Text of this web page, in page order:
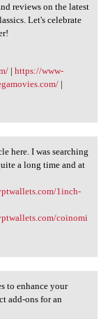
reviews on the latest
Let's celebrate
| https://www-
|
here. I was searching
a long time and at
1inch-
coinomi
to enhance your
add-ons for an